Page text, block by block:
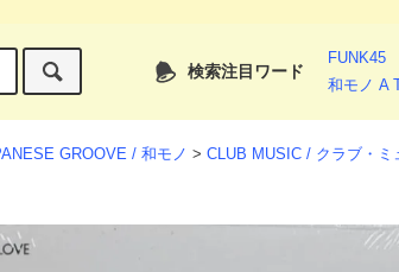
検索注目ワード
FUNK45
和モノ A
GROOVE / 和モノ > CLUB MUSIC / クラブ・ミ